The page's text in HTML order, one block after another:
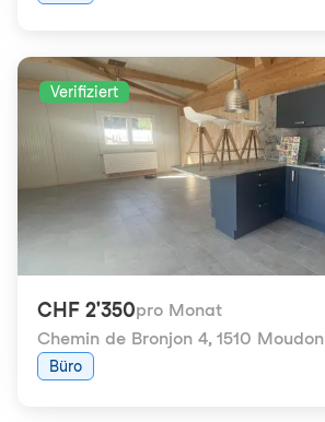
Verifiziert
CHF 2'350pro Monat
Chemin de Bronjon 4, 1510 Moudon
Büro